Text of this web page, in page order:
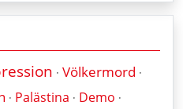
· Völkermord ·
· Palästina · Demo ·